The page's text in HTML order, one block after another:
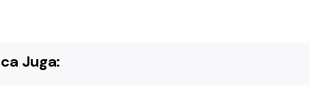
Juga: